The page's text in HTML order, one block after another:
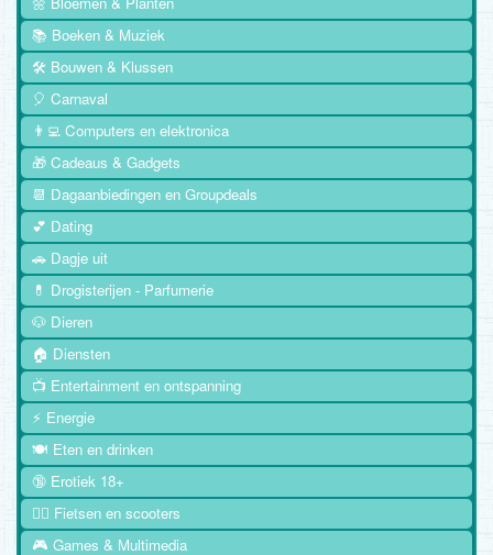
📚 Boeken & Muziek
🛠️ Bouwen & Klussen
🎈 Carnaval
👨‍💻 Computers en elektronica
🎁 Cadeaus & Gadgets
📆 Dagaanbiedingen en Groupdeals
💕 Dating
🚗 Dagje uit
💊 Drogisterijen - Parfumerie
🐶 Dieren
🏠 Diensten
📺 Entertainment en ontspanning
⚡ Energie
🍽️ Eten en drinken
🔞 Erotiek 18+
🚴‍♂️ Fietsen en scooters
🎮 Games & Multimedia